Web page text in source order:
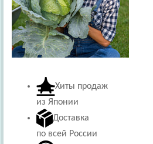
Хиты продаж
из Японии
Доставка
по всей России